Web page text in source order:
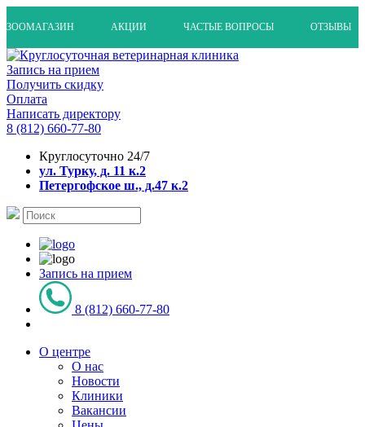
ЗООМАГАЗИН АКЦИИ ЧАСТЫЕ ВОПРОСЫ ОТЗЫВЫ
Запись на прием
Получить скидку
Оплата
Написать директору
8 (812) 660-77-80
Круглосуточно 24/7
ул. Турку, д. 11 к.2
Петергофское ш., д.47 к.2
Запись на прием
8 (812) 660-77-80
О центре
О нас
Новости
Клиники
Вакансии